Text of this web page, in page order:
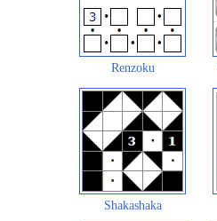
Renzoku
Shakashaka